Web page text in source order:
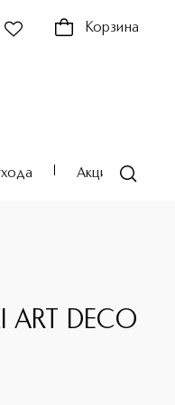
Корзина
Акции
ART DECO